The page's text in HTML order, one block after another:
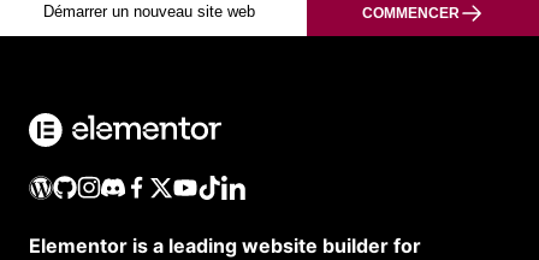
Démarrer un nouveau site web COMMENCER
Elementor is a leading website builder for